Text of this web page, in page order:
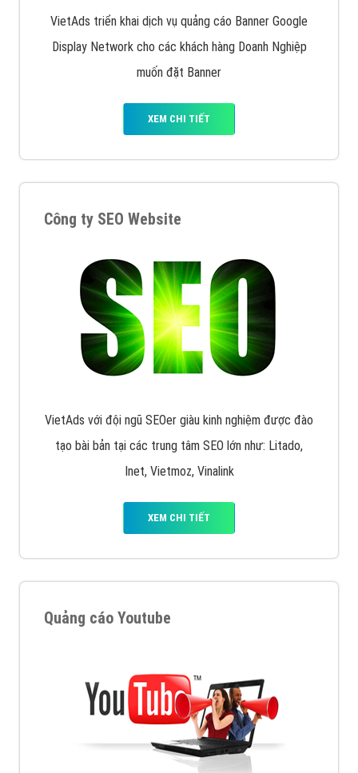
VietAds triển khai dịch vụ quảng cáo Banner Google
Display Network cho các khách hàng Doanh Nghiệp
muốn đặt Banner
XEM CHI TIẾT
Công ty SEO Website
VietAds với đội ngũ SEOer giàu kinh nghiệm được đào
tạo bài bản tại các trung tâm SEO lớn như: Litado,
Inet, Vietmoz, Vinalink
XEM CHI TIẾT
Quảng cáo Youtube